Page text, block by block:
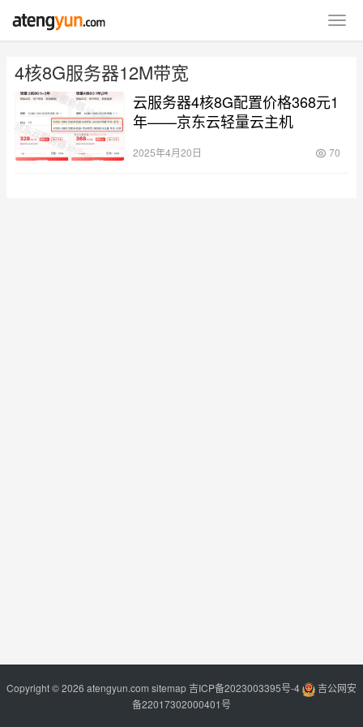
4核8G服务器12M带宽
云服务器4核8G配置价格368元1
年——京东云轻量云主机
2025年4月20日 70
Copyright © 2026 atengyun.com sitemap吉ICP备2023003395号-4
吉公网安
备22017302000401号